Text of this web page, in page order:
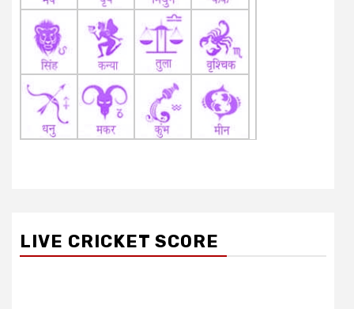
LIVE CRICKET SCORE